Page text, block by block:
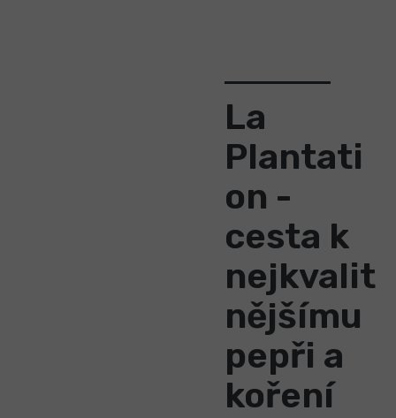
La
Plantati
on -
cesta k
nejkvalit
nějšímu
pepři a
koření